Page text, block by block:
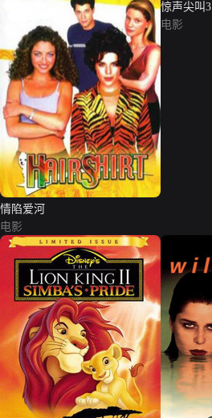
情陷爱河
电影
惊声尖叫3
电影